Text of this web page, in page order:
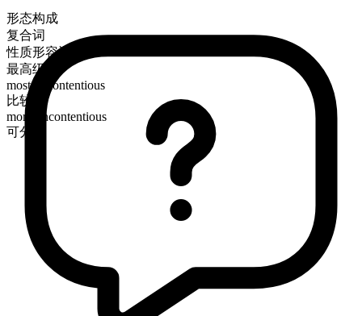
形态构成
复合词
性质形容词
最高级
most uncontentious
比较级
more uncontentious
可分级